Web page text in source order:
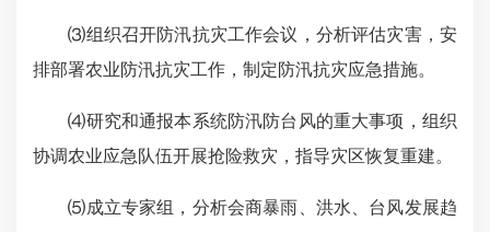
⑶组织召开防汛抗灾工作会议，分析评估灾害，安
排部署农业防汛抗灾工作，制定防汛抗灾应急措施。
⑷研究和通报本系统防汛防台风的重大事项，组织
协调农业应急队伍开展抢险救灾，指导灾区恢复重建。
⑸成立专家组，分析会商暴雨、洪水、台风发展趋